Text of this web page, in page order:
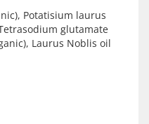
Potatisium laurus
glutamate
Laurus Noblis oil